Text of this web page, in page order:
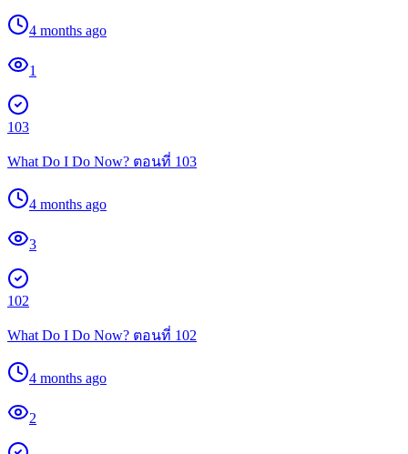
4 months ago
1
103
What Do I Do Now? ตอนที่ 103
4 months ago
3
102
What Do I Do Now? ตอนที่ 102
4 months ago
2